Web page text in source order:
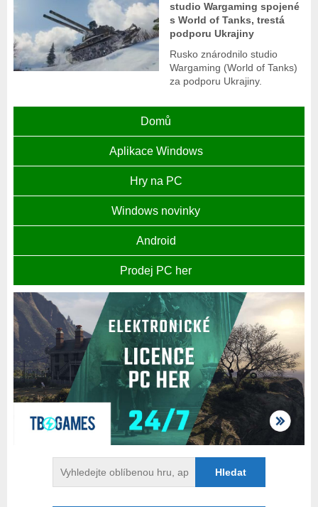
studio Wargaming spojené
s World of Tanks, trestá
podporu Ukrajiny
Rusko znárodnilo studio
Wargaming (World of Tanks)
za podporu Ukrajiny.
Domů
Aplikace Windows
Hry na PC
Windows novinky
Android
Prodej PC her